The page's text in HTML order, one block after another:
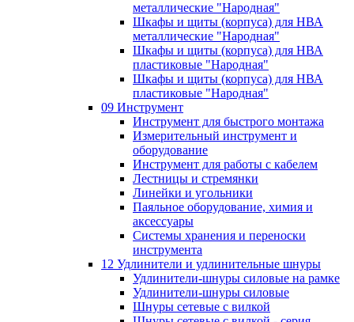
металлические "Народная"
Шкафы и щиты (корпуса) для НВА
металлические "Народная"
Шкафы и щиты (корпуса) для НВА
пластиковые "Народная"
Шкафы и щиты (корпуса) для НВА
пластиковые "Народная"
09 Инструмент
Инструмент для быстрого монтажа
Измерительный инструмент и
оборудование
Инструмент для работы с кабелем
Лестницы и стремянки
Линейки и угольники
Паяльное оборудование, химия и
аксессуары
Системы хранения и переноски
инструмента
12 Удлинители и удлинительные шнуры
Удлинители-шнуры силовые на рамке
Удлинители-шнуры силовые
Шнуры сетевые с вилкой